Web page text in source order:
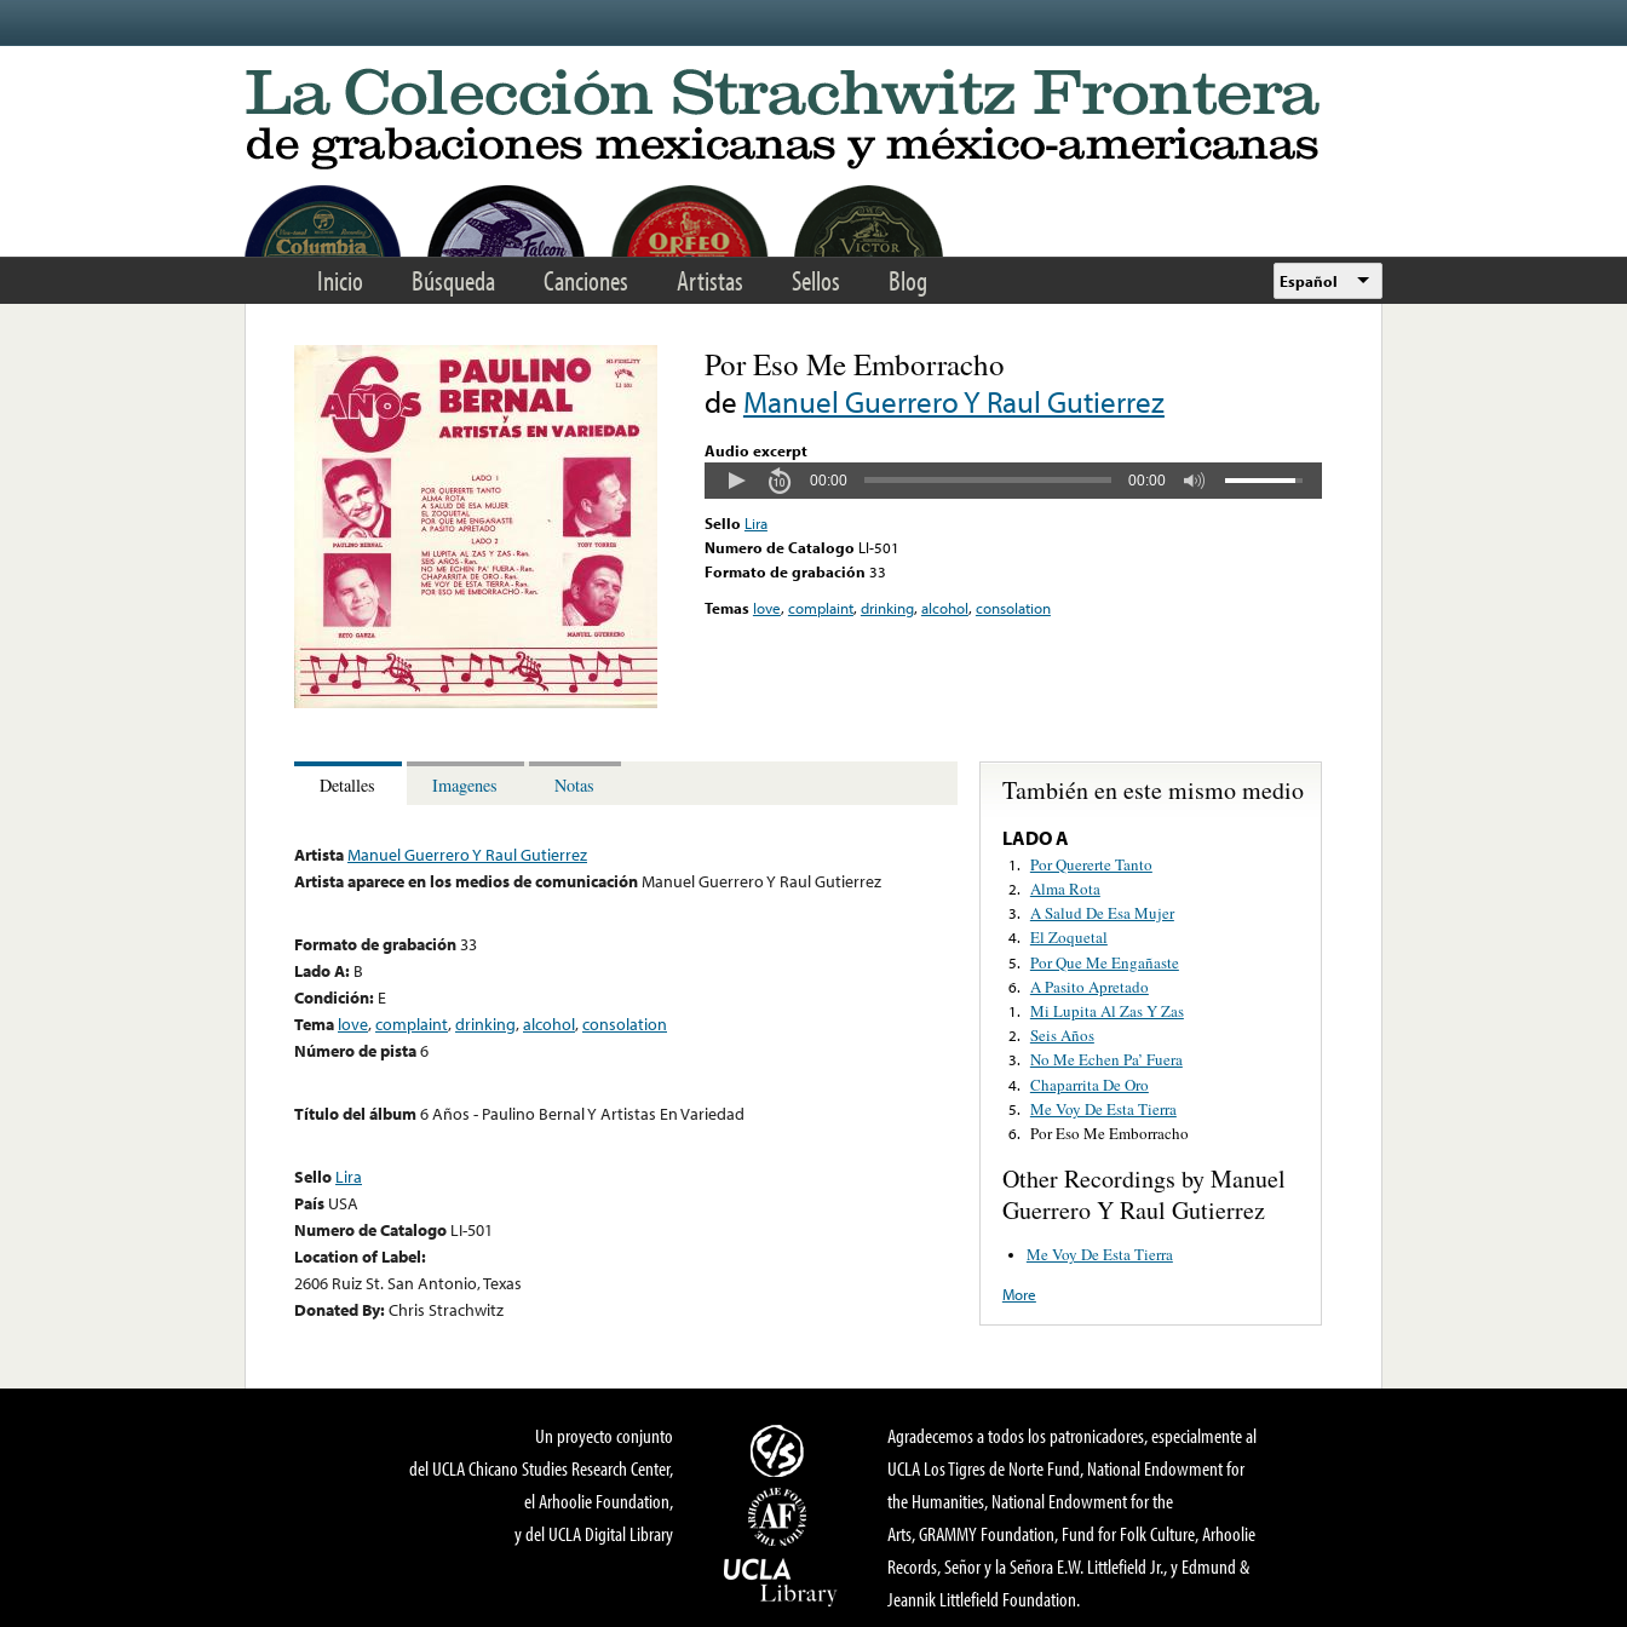
Inicio Búsqueda Canciones Artistas Sellos Blog Español
Por Eso Me Emborracho
de Manuel Guerrero Y Raul Gutierrez
Audio excerpt
00:00 00:00
Sello Lira
Numero de Catalogo LI-501
Formato de grabación 33
Temas love,complaint,drinking,alcohol,consolation
Detalles Imagenes Notas
ArtistaManuel Guerrero Y Raul Gutierrez
Artista aparece en los medios de comunicaciónManuel Guerrero Y Raul Gutierrez
Formato de grabación33
Lado A: B
Condición: E
Tema love,complaint,drinking,alcohol,consolation
Número de pista6
Título del álbum6 Años - Paulino Bernal Y Artistas En Variedad
Sello Lira
País USA
Numero de Catalogo LI-501
Location of Label:
2606 Ruiz St. San Antonio, Texas
Donated By:Chris Strachwitz
También en este mismo medio
LADO A
1. Por Quererte Tanto
2. Alma Rota
3. A Salud De Esa Mujer
4. El Zoquetal
5. Por Que Me Engañaste
6. A Pasito Apretado
1. Mi Lupita Al Zas Y Zas
2. Seis Años
3. No Me Echen Pa’ Fuera
4. Chaparrita De Oro
5. Me Voy De Esta Tierra
6. Por Eso Me Emborracho
Other Recordings by Manuel
Guerrero Y Raul Gutierrez
Me Voy De Esta Tierra
More
Un proyecto conjunto
del UCLA Chicano Studies Research Center,
el Arhoolie Foundation,
y del UCLA Digital Library
Agradecemos a todos los patronicadores, especialmente al
UCLA Los Tigres de Norte Fund, National Endowment for
the Humanities, National Endowment for the
Arts, GRAMMY Foundation, Fund for Folk Culture, Arhoolie
Records, Señor y la Señora E.W. Littlefield Jr., y Edmund &
Jeannik Littlefield Foundation.